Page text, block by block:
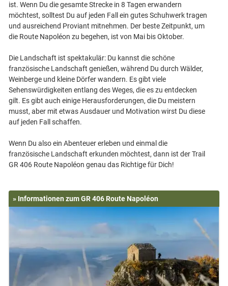
ist. Wenn Du die gesamte Strecke in 8 Tagen erwandern
möchtest, solltest Du auf jeden Fall ein gutes Schuhwerk tragen
und ausreichend Proviant mitnehmen. Der beste Zeitpunkt, um
die Route Napoléon zu begehen, ist von Mai bis Oktober.
Die Landschaft ist spektakulär: Du kannst die schöne
französische Landschaft genießen, während Du durch Wälder,
Weinberge und kleine Dörfer wandern. Es gibt viele
Sehenswürdigkeiten entlang des Weges, die es zu entdecken
gilt. Es gibt auch einige Herausforderungen, die Du meistern
musst, aber mit etwas Ausdauer und Motivation wirst Du diese
auf jeden Fall schaffen.
Wenn Du also ein Abenteuer erleben und einmal die
französische Landschaft erkunden möchtest, dann ist der Trail
» Informationen zum GR 406 Route Napoléon